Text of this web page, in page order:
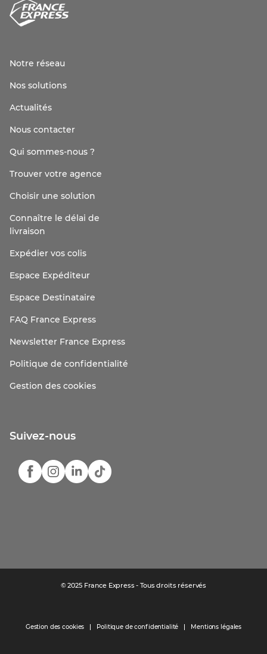
Notre réseau
Nos solutions
Actualités
Nous contacter
Qui sommes-nous ?
Trouver votre agence
Choisir une solution
Connaître le délai de
livraison
Expédier vos colis
Espace Expéditeur
Espace Destinataire
FAQ France Express
Newsletter France Express
Politique de confidentialité
Gestion des cookies
Suivez-nous
© 2025 France Express - Tous droits réservés
Gestion des cookies Politique de confidentialité Mentions légales